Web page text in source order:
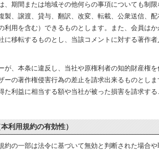
、期間または地域その他何らの事項についても制
製、譲渡、貸与、翻訳、改変、転載、公衆送信、
利用を含む）できるものとします。また、会員は
に移転するものとし、当該コメントに対する著作
が、本条に違反し、当社や原権利者の知的財産権
ーの著作権侵害行為の差止を請求出来るものとし
た利益に相当する額や当社が被った損害を請求す
利用規約の有効性）
約の一部は法令に基づいて無効と判断された場合